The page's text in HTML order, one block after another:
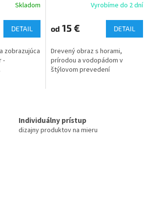
Skladom
DETAIL
zobrazujúca
-
Vyrobíme do 2 dní
od 15 € DETAIL
Drevený obraz s horami,
prírodou a vodopádom v
štýlovom prevedení
Individuálny prístup
dizajny produktov na mieru